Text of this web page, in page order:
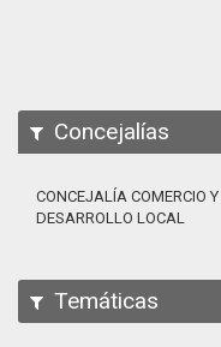
Concejalías
CONCEJALÍA COMERCIO Y
DESARROLLO LOCAL
Temáticas